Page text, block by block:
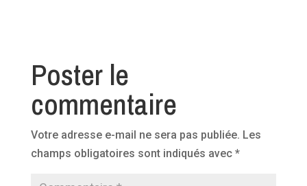
Poster le
commentaire
Votre adresse e-mail ne sera pas publiée. Les
champs obligatoires sont indiqués avec *